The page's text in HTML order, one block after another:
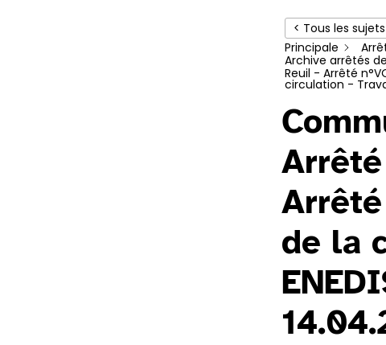
< Tous les sujets
Principale
Archive arrêtés
Reuil - Arrêté
circulation -
de la